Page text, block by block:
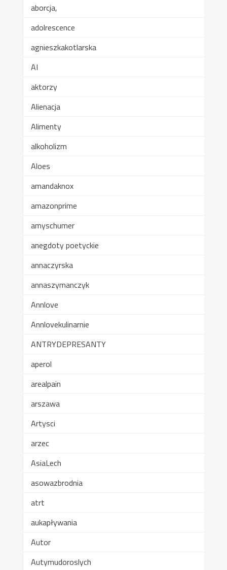
aborcja,
adolrescence
agnieszkakotlarska
AI
aktorzy
Alienacja
Alimenty
alkoholizm
Aloes
amandaknox
amazonprime
amyschumer
anegdoty poetyckie
annaczyrska
annaszymanczyk
Annlove
Annlovekulinarnie
ANTRYDEPRESANTY
aperol
arealpain
arszawa
Artysci
arzec
AsiaLech
asowazbrodnia
atrt
aukapływania
Autor
Autymudoroslych